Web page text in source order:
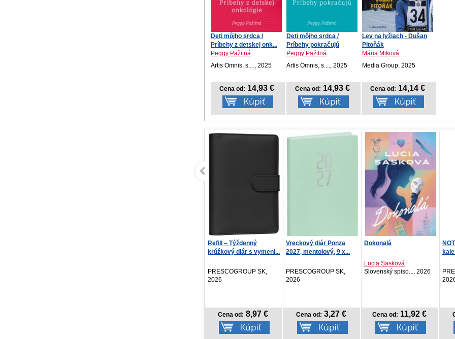
Deti môjho srdca /
Príbehy z detskej onk...
Peggy Pažitná
Artis Omnis, s...., 2025
Cena od: 14,93 €
Deti môjho srdca /
Príbehy pokračujú
Peggy Pažitná
Artis Omnis, s...., 2025
Cena od: 14,93 €
Lev na lyžiach - Dušan
Pitoňák
Mária Miková
Media Group, 2025
Cena od: 14,14 €
Vreckový diár Ponza
2027, mentolový, 9 x...
PRESCOGROUP SK,
2026
Cena od: 3,27 €
Dokonalá
Slovenský spiso..., 2026
Cena od:11,92 €
NOTIQUE Nástenný
plánov...
PRESCOGROUP SK,
Cena od: 7,17 €